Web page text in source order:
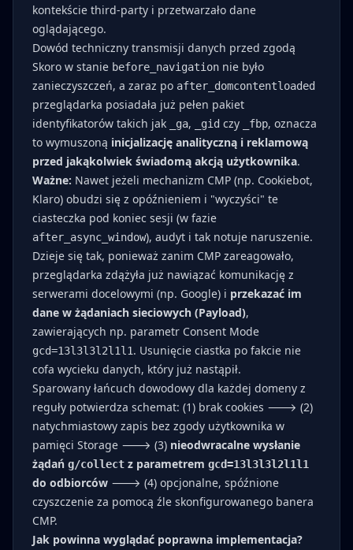
kontekście third-party i przetwarzało dane
oglądającego.
Dowód techniczny transmisji danych przed zgodą
Skoro w stanie before_navigation nie było
zanieczyszczeń, a zaraz po after_domcontentloaded
przeglądarka posiadała już pełen pakiet
identyfikatorów takich jak
_ga, _gid czy _fbp, oznacza
to wymuszoną inicjalizację analityczną i reklamową
przed jakąkolwiek świadomą akcją użytkownika.
Ważne: Nawet jeżeli mechanizm CMP (np. Cookiebot,
Klaro) obudzi się z opóźnieniem i "wyczyści" te
ciasteczka pod koniec sesji (w fazie
after_async_window), audyt i tak notuje naruszenie.
Dzieje się tak, ponieważ zanim CMP zareagowało,
przeglądarka zdążyła już nawiązać komunikację z
serwerami docelowymi (np. Google) i przekazać im
dane w żądaniach sieciowych (Payload),
zawierających np. parametr Consent Mode
gcd=13l3l3l2l1l1. Usunięcie ciastka po fakcie nie
cofa wycieku danych, który już nastąpił.
Sparowany łańcuch dowodowy dla każdej domeny z
reguły potwierdza schemat: (1) brak cookies 🡒 (2)
natychmiastowy zapis bez zgody użytkownika w
pamięci Storage 🡒 (3) nieodwracalne wysłanie
żądań g/collect z parametrem gcd=13l3l3l2l1l1
do odbiorców 🡒 (4) opcjonalne, spóźnione
czyszczenie za pomocą źle skonfigurowanego banera
CMP.
Jak powinna wyglądać poprawna implementacja?